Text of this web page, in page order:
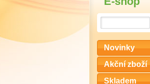
Novinky
Akční zboží
Skladem